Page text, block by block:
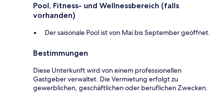
Pool, Fitness- und Wellnessbereich (falls
vorhanden)
Der saisonale Pool ist von Mai bis September geöffnet.
Bestimmungen
Diese Unterkunft wird von einem professionellen
Gastgeber verwaltet. Die Vermietung erfolgt zu
gewerblichen, geschäftlichen oder beruflichen Zwecken.